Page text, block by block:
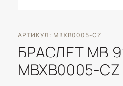
АРТИКУЛ: MBXB0005-CZ
БРАСЛЕТ MB
MBXB0005-